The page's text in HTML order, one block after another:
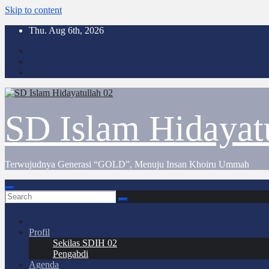
Skip to content
Thu. Aug 6th, 2026
SD Islam
Terwujudnya Generasi “GOLD”, Menuju Insan Khoiru Ummah
Profil
Sekilas SDIH 02
Pengabdi
Agenda